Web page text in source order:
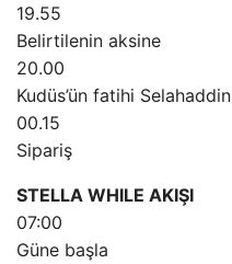
19.55
Belirtilenin aksine
20.00
Kudüs’ün fatihi Selahaddin
00.15
Sipariş
STELLA WHILE AKIŞI
07:00
Güne başla